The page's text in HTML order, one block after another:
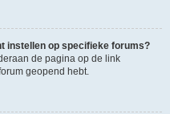
instellen op specifieke forums?
de pagina op de link
geopend hebt.